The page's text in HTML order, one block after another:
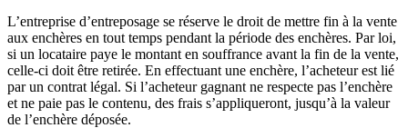
L’entreprise d’entreposage se réserve le droit de mettre fin à la vente
aux enchères en tout temps pendant la période des enchères. Par loi,
si un locataire paye le montant en souffrance avant la fin de la vente,
celle-ci doit être retirée. En effectuant une enchère, l’acheteur est lié
par un contrat légal. Si l’acheteur gagnant ne respecte pas l’enchère
et ne paie pas le contenu, des frais s’appliqueront, jusqu’à la valeur
de l’enchère déposée.